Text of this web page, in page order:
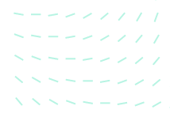
dass Ihre
wieder in ihren
wird.